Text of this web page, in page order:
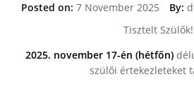
Posted on: 7 November 2025 By:
Tisztelt Szülők!
2025. november 17-én (hétfőn)
szülői értekezleteket